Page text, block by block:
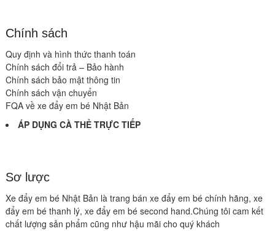
Chính sách
Quy định và hình thức thanh toán
Chính sách đổi trả – Bảo hành
Chính sách bảo mật thông tin
Chính sách vận chuyển
FQA về xe đẩy em bé Nhật Bản
ÁP DỤNG CÀ THẺ TRỰC TIẾP
Sơ lược
Xe đẩy em bé Nhật Bản là trang bán xe đẩy em bé chính hãng, xe
đẩy em bé thanh lý, xe đẩy em bé second hand.Chúng tôi cam kết
chất lượng sản phẩm cũng như hậu mãi cho quý khách